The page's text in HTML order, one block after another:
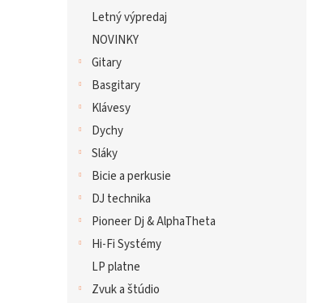
Letný výpredaj
NOVINKY
Gitary
Basgitary
Klávesy
Dychy
Sláky
Bicie a perkusie
DJ technika
Pioneer Dj & AlphaTheta
Hi-Fi Systémy
LP platne
Zvuk a štúdio